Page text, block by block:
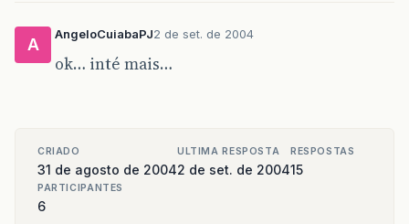
A
AngeloCuiabaPJ2 de set. de 2004
ok… inté mais…
CRIADO
31 de agosto de 2004
ULTIMA RESPOSTA
2 de set. de 2004
RESPOSTAS
15
PARTICIPANTES
6